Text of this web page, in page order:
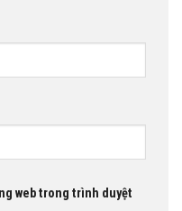
web trong trình duyệt